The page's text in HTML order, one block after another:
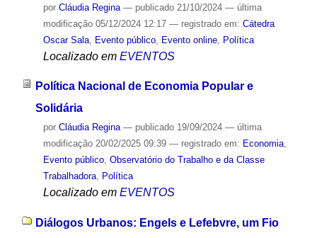
por Cláudia Regina — publicado21/10/2024 — última
modificação05/12/2024 12:17 — registrado em: Cátedra
Oscar Sala, Evento público, Evento online, Política
Localizado em EVENTOS
Política Nacional de Economia Popular e
Solidária
por Cláudia Regina — publicado19/09/2024 — última
modificação20/02/2025 09:39 — registrado em: Economia,
Evento público, Observatório do Trabalho e da Classe
Trabalhadora, Política
Localizado em EVENTOS
Diálogos Urbanos: Engels e Lefebvre, um Fio